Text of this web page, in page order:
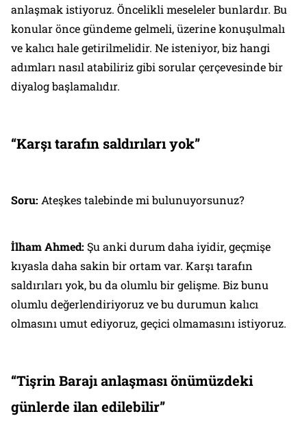
anlaşmak istiyoruz. Öncelikli meseleler bunlardır. Bu
konular önce gündeme gelmeli, üzerine konuşulmalı
ve kalıcı hale getirilmelidir. Ne isteniyor, biz hangi
adımları nasıl atabiliriz gibi sorular çerçevesinde bir
diyalog başlamalıdır.
“Karşı tarafın saldırıları yok”
Soru: Ateşkes talebinde mi bulunuyorsunuz?
İlham Ahmed: Şu anki durum daha iyidir, geçmişe
kıyasla daha sakin bir ortam var. Karşı tarafın
saldırıları yok, bu da olumlu bir gelişme. Biz bunu
olumlu değerlendiriyoruz ve bu durumun kalıcı
olmasını umut ediyoruz, geçici olmamasını istiyoruz.
“Tişrin Barajı anlaşması önümüzdeki
günlerde ilan edilebilir”